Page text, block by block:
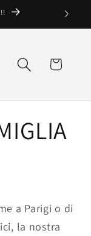
Cestino
a Parigi o di
la nostra